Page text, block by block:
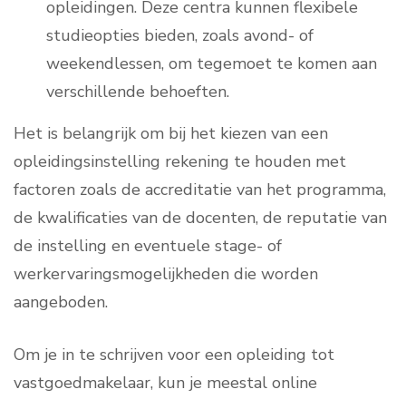
opleidingen. Deze centra kunnen flexibele
studieopties bieden, zoals avond- of
weekendlessen, om tegemoet te komen aan
verschillende behoeften.
Het is belangrijk om bij het kiezen van een
opleidingsinstelling rekening te houden met
factoren zoals de accreditatie van het programma,
de kwalificaties van de docenten, de reputatie van
de instelling en eventuele stage- of
werkervaringsmogelijkheden die worden
aangeboden.
Om je in te schrijven voor een opleiding tot
vastgoedmakelaar, kun je meestal online